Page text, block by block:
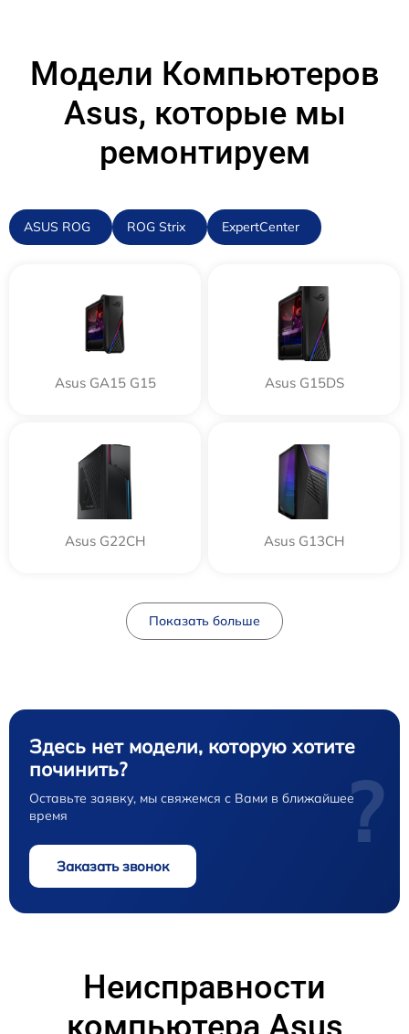
Модели Компьютеров
Asus, которые мы
ремонтируем
ASUS ROG ROG Strix ExpertCenter
Asus GA15 G15 Asus G15DS
Asus G22CH Asus G13CH
Показать больше
Здесь нет модели, которую хотите
починить?
Оставьте заявку, мы свяжемся с Вами в ближайшее
время
Заказать звонок
?
Неисправности